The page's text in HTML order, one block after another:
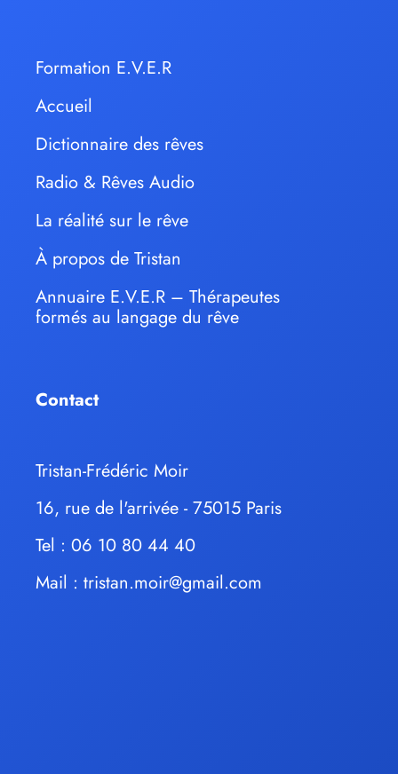
Formation E.V.E.R
Accueil
Dictionnaire des rêves
Radio & Rêves Audio
La réalité sur le rêve
À propos de Tristan
Annuaire E.V.E.R – Thérapeutes
formés au langage du rêve
Contact
Tristan-Frédéric Moir
16, rue de l'arrivée - 75015 Paris
Tel : 06 10 80 44 40
Mail : tristan.moir@gmail.com